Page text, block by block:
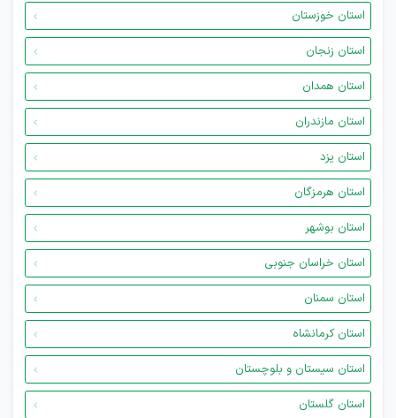
استان خوزستان
استان زنجان
استان همدان
استان مازندران
استان یزد
استان هرمزگان
استان بوشهر
استان خراسان جنوبی
استان سمنان
استان کرمانشاه
استان سیستان و بلوچستان
استان گلستان